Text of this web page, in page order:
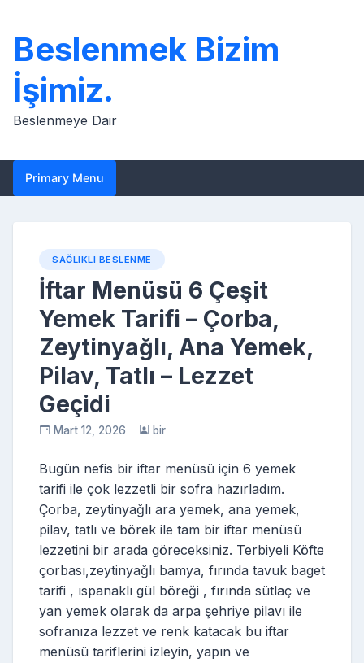
content
Beslenmek Bizim
İşimiz.
Beslenmeye Dair
Primary Menu
SAĞLIKLI BESLENME
İftar Menüsü 6 Çeşit
Yemek Tarifi – Çorba,
Zeytinyağlı, Ana Yemek,
Pilav, Tatlı – Lezzet
Geçidi
Mart 12, 2026 bir
Bugün nefis bir iftar menüsü için 6 yemek
tarifi ile çok lezzetli bir sofra hazırladım.
Çorba, zeytinyağlı ara yemek, ana yemek,
pilav, tatlı ve börek ile tam bir iftar menüsü
lezzetini bir arada göreceksiniz. Terbiyeli Köfte
çorbası,zeytinyağlı bamya, fırında tavuk baget
tarifi , ıspanaklı gül böreği , fırında sütlaç ve
yan yemek olarak da arpa şehriye pilavı ile
sofranıza lezzet ve renk katacak bu iftar
menüsü tariflerini izleyin, yapın ve